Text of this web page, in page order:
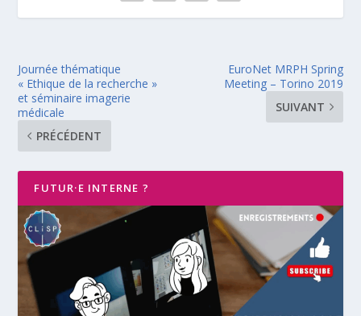
Journée thématique
« Ethique de la recherche »
et séminaire imagerie
médicale
PRÉCÉDENT
EuroNet MRPH Spring
Meeting – Torino 2019
SUIVANT
FUTUR·E INTERNE ?